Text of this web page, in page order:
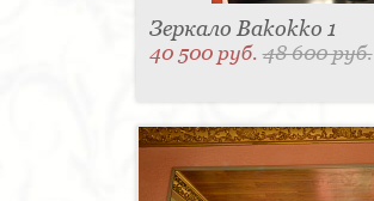
Зеркало Bakokko 1
40 500 руб.48 600 руб.